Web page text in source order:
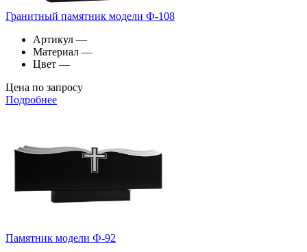
Гранитный памятник модели Ф-108
Артикул —
Материал —
Цвет —
Цена по запросу
Подробнее
Памятник модели Ф-92